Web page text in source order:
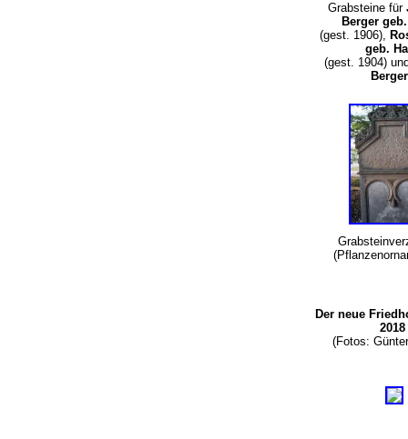
Grabsteine für
Berger
(gest. 1906),
geb.
(gest. 1904)
Der neue
2018
(Fotos: